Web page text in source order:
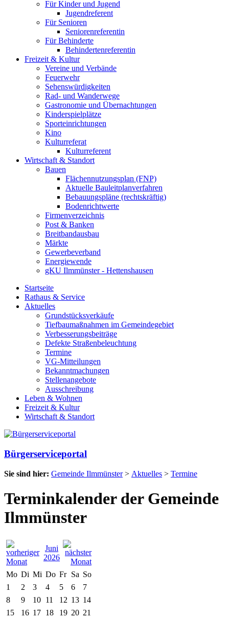
Für Kinder und Jugend
Jugendreferent
Für Senioren
Seniorenreferentin
Für Behinderte
Behindertenreferentin
Freizeit & Kultur
Vereine und Verbände
Feuerwehr
Sehenswürdigkeiten
Rad- und Wanderwege
Gastronomie und Übernachtungen
Kinderspielplätze
Sporteinrichtungen
Kino
Kulturreferat
Kulturreferent
Wirtschaft & Standort
Bauen
Flächennutzungsplan (FNP)
Aktuelle Bauleitplanverfahren
Bebauungspläne (rechtskräftig)
Bodenrichtwerte
Firmenverzeichnis
Post & Banken
Breitbandausbau
Märkte
Gewerbeverband
Energiewende
gKU Ilmmünster - Hettenshausen
Startseite
Rathaus & Service
Aktuelles
Grundstücksverkäufe
Tiefbaumaßnahmen im Gemeindegebiet
Verbesserungsbeiträge
Defekte Straßenbeleuchtung
Termine
VG-Mitteilungen
Bekanntmachungen
Stellenangebote
Ausschreibung
Leben & Wohnen
Freizeit & Kultur
Wirtschaft & Standort
Bürgerserviceportal
Sie sind hier: Gemeinde Ilmmünster> Aktuelles > Termine
Terminkalender der Gemeinde
Ilmmünster
Juni
2026
Mo Di Mi Do Fr Sa So
1
2 3 4 5 6
7
8
9 10 11 12 13 14
15
16 17 18 19 20 21